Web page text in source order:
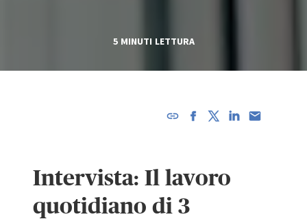
5 MINUTI LETTURA
negli
Intervista: Il lavoro
quotidiano di 3